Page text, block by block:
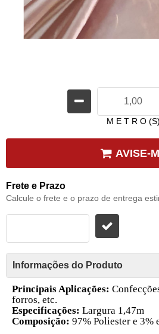
M E T R O (S)
AVISE-
Frete e Prazo
Calcule o frete e o prazo de entrega
Informações do Produto
Principais Aplicações:
forros, etc.
Especificações: Largura 1,47m
Composição: 97% Poliester e 3%